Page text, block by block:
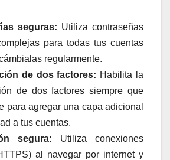
seguras: Utiliza contraseñas
para todas tus cuentas
regularmente.
de dos factores: Habilita la
de dos factores siempre que
para agregar una capa adicional
a tus cuentas.
segura: Utiliza conexiones
al navegar por internet y